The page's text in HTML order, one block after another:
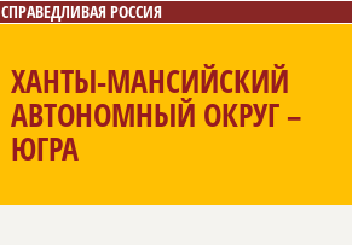
СПРАВЕДЛИВАЯ РОССИЯ
ХАНТЫ-МАНСИЙСКИЙ
АВТОНОМНЫЙ ОКРУГ –
ЮГРА